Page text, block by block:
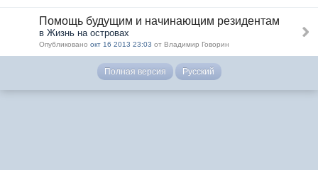
Помощь будущим и начинающим резидентам
в Жизнь на островах
Опубликовано окт 16 2013 23:03 от Владимир Говорин
Полная версия Русский